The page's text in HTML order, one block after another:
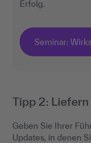
Erfolg.
Seminar:
Tipp 2:
Geben Sie Ihrer
Updates, in denen